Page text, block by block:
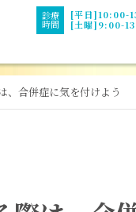
診療
時間
[平日]10:00-
[土曜]9:00-
、合併症に気を付けよう